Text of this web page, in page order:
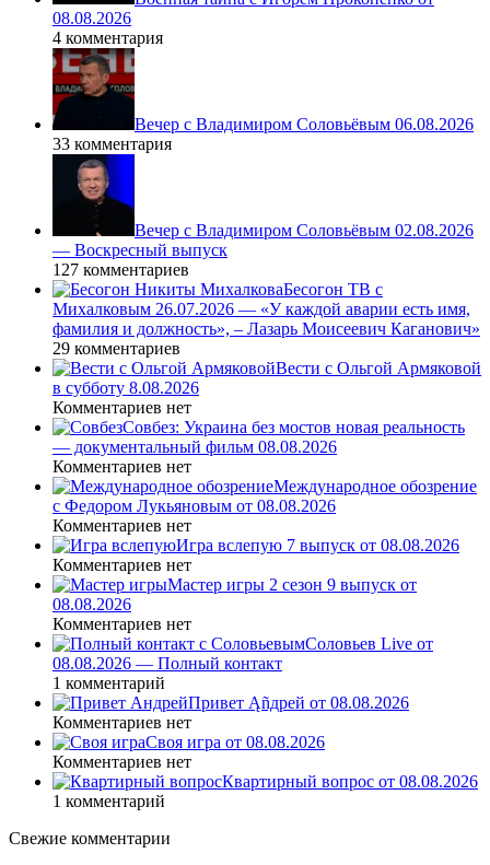
08.08.2026
4 комментария
Вечер с Владимиром Соловьёвым 06.08.2026
33 комментария
Вечер с Владимиром Соловьёвым 02.08.2026
— Воскресный выпуск
127 комментариев
Бесогон ТВ с
Михалковым 26.07.2026 — «У каждой аварии есть имя,
фамилия и должность», – Лазарь Моисеевич Каганович»
29 комментариев
Вести с Ольгой Армяковой
в субботу 8.08.2026
Комментариев нет
Совбез: Украина без мостов новая реальность
— документальный фильм 08.08.2026
Комментариев нет
Международное обозрение
с Федором Лукьяновым от 08.08.2026
Комментариев нет
Игра вслепую 7 выпуск от 08.08.2026
Комментариев нет
Мастер игры 2 сезон 9 выпуск от
08.08.2026
Комментариев нет
Соловьев Live от
08.08.2026 — Полный контакт
1 комментарий
Привет Ąñдpей от 08.08.2026
Комментариев нет
Своя игра от 08.08.2026
Комментариев нет
Квартирный вопрос от 08.08.2026
1 комментарий
Свежие комментарии